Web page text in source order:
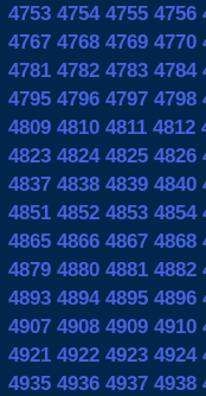
4753 4754 4755 4756
4767 4768 4769 4770
4781 4782 4783 4784
4795 4796 4797 4798
4809 4810 4811 4812
4823 4824 4825 4826
4837 4838 4839 4840
4851 4852 4853 4854
4865 4866 4867 4868
4879 4880 4881 4882
4893 4894 4895 4896
4907 4908 4909 4910
4921 4922 4923 4924
4935 4936 4937 4938